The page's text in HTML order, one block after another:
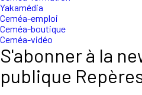
Yakamédia
Ceméa-emploi
Ceméa-boutique
Ceméa-vidéo
S'abonner à la
publique